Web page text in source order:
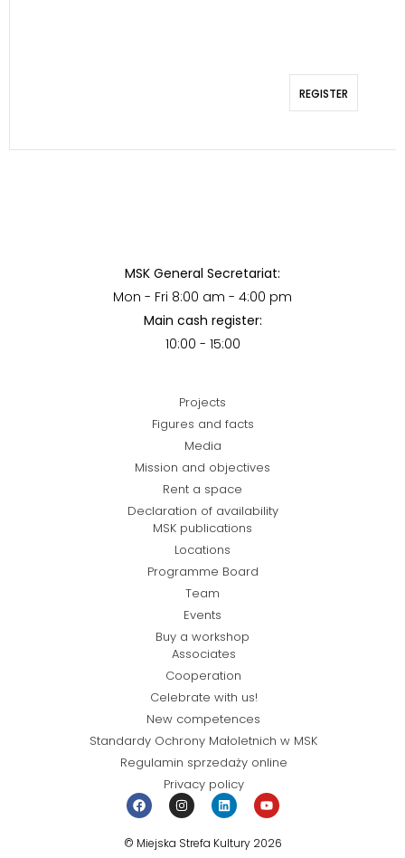
REGISTER
MSK General Secretariat:
Mon - Fri 8:00 am - 4:00 pm
Main cash register:
10:00 - 15:00
Projects
Figures and facts
Media
Mission and objectives
Rent a space
Declaration of availability
MSK publications
Locations
Programme Board
Team
Events
Buy a workshop
Associates
Cooperation
Celebrate with us!
New competences
Standardy Ochrony Małoletnich w MSK
Regulamin sprzedaży online
Privacy policy
© Miejska Strefa Kultury 2026